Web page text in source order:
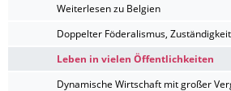
Weiterlesen zu Belgien
Doppelter Föderalismus,
Leben in vielen Öffentlichkeiten
Dynamische Wirtschaft mit großer